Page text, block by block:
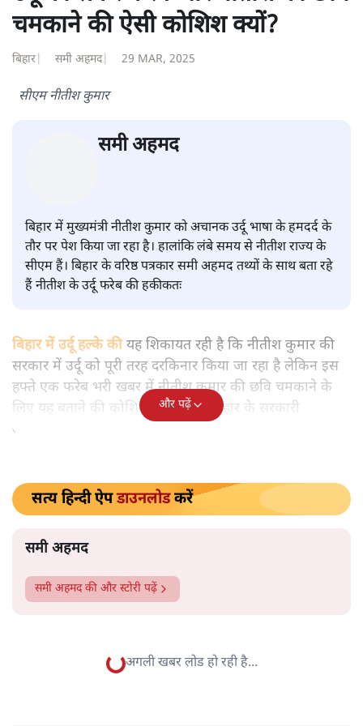
शंभुनाथ शुक्ल
शंभुनाथ शुक्लकी और स्टोरी पढ़ें
उर्दू को लेकर फरेब और नीतीश की छवि
चमकाने की ऐसी कोशिश क्यों?
सीएम नीतीश कुमार
समी अहमद
बिहार में मुख्यमंत्री नीतीश कुमार को अचानक उर्दू भाषा के हमदर्द के